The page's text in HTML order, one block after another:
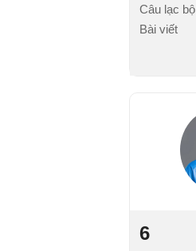
Câu lạc bộ
Bài viết
6